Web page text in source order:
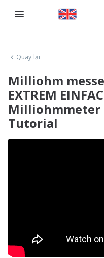
Quay lại
Milliohm
EXTREM
Milliohmmeter
Tutorial